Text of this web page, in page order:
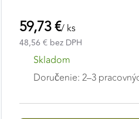
59,73 €/ ks
48,56 € bez DPH
Skladom
Doručenie: 2–3